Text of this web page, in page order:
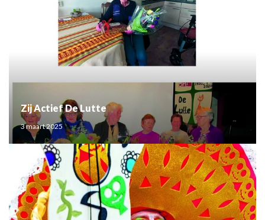
Zij Actief De Lutte
3 maart 2025